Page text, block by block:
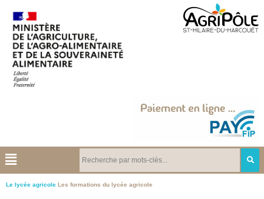
Le lycée agricole Les formations du lycée agricole